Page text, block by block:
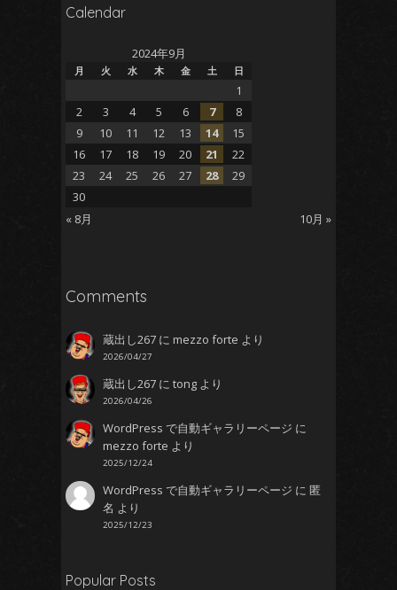
Calendar
2024年9月
月 火 水 木 金 土 日
1
2
3 4 5 6 7
8
9
10 11 12 13 14
15
16
17 18 19 20 21
22
23
24 25 26 27 28
29
30
« 8月
10月 »
Comments
蔵出し267 にmezzo forte より
2026/04/27
蔵出し267 にtong より
2026/04/26
WordPress で自動ギャラリーページ に
mezzo forte より
2025/12/24
WordPress で自動ギャラリーページ に匿
名 より
2025/12/23
Popular Posts